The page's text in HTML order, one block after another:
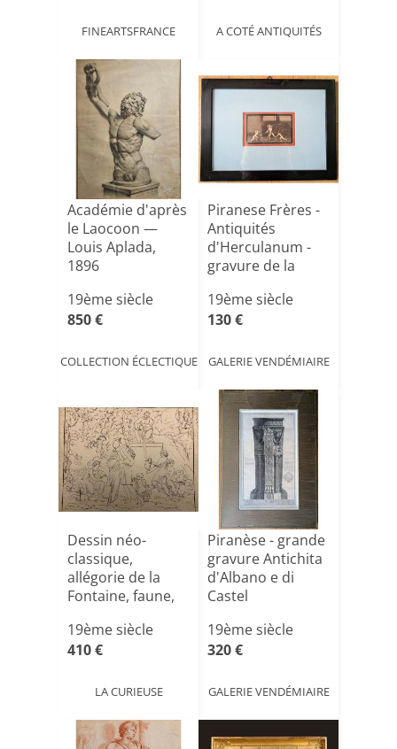
FINEARTSFRANCE A COTÉ ANTIQUITÉS
Académie d'après
le Laocoon —
Louis Aplada,
1896
19ème siècle
850 €
COLLECTION ÉCLECTIQUE
Piranese Frères -
Antiquités
d'Herculanum -
gravure de la
19ème siècle
130 €
GALERIE VENDÉMIAIRE
Dessin néo-
classique,
allégorie de la
Fontaine, faune,
19ème siècle
410 €
LA CURIEUSE
Piranèse - grande
gravure Antichita
d'Albano e di
Castel
19ème siècle
320 €
GALERIE VENDÉMIAIRE